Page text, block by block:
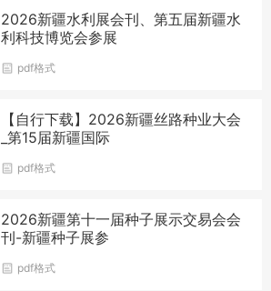
2026新疆水利展会刊、第五届新疆水
利科技博览会参展
pdf格式
【自行下载】2026新疆丝路种业大会
_第15届新疆国际
pdf格式
2026新疆第十一届种子展示交易会会
刊-新疆种子展参
pdf格式